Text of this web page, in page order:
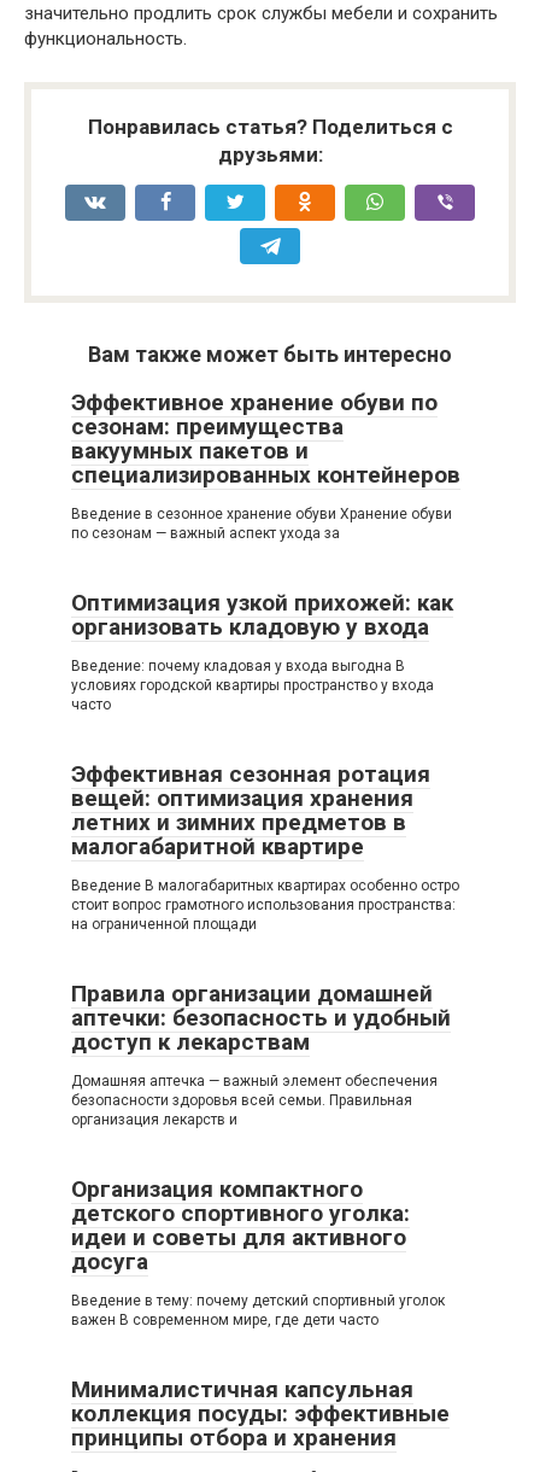
значительно продлить срок службы мебели и сохранить
функциональность.
Понравилась статья? Поделиться с
друзьями:
Вам также может быть интересно
Эффективное хранение обуви по
сезонам: преимущества
вакуумных пакетов и
специализированных контейнеров
Введение в сезонное хранение обуви Хранение обуви
по сезонам — важный аспект ухода за
Оптимизация узкой прихожей: как
организовать кладовую у входа
Введение: почему кладовая у входа выгодна В
условиях городской квартиры пространство у входа
часто
Эффективная сезонная ротация
вещей: оптимизация хранения
летних и зимних предметов в
малогабаритной квартире
Введение В малогабаритных квартирах особенно остро
стоит вопрос грамотного использования пространства:
на ограниченной площади
Правила организации домашней
аптечки: безопасность и удобный
доступ к лекарствам
Домашняя аптечка — важный элемент обеспечения
безопасности здоровья всей семьи. Правильная
организация лекарств и
Организация компактного
детского спортивного уголка:
идеи и советы для активного
досуга
Введение в тему: почему детский спортивный уголок
важен В современном мире, где дети часто
Минималистичная капсульная
коллекция посуды: эффективные
принципы отбора и хранения